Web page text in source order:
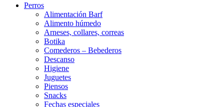
Perros
Alimentación Barf
Alimento húmedo
Arneses, collares, correas
Botika
Comederos – Bebederos
Descanso
Higiene
Juguetes
Piensos
Snacks
Fechas especiales